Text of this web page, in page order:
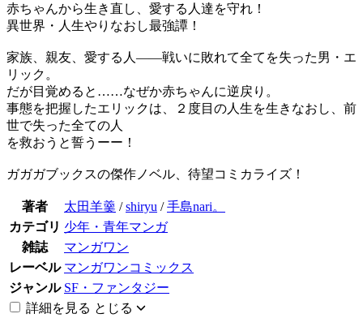
赤ちゃんから生き直し、愛する人達を守れ！
異世界・人生やりなおし最強譚！
家族、親友、愛する人――戦いに敗れて全てを失った男・エ
リック。
だが目覚めると……なぜか赤ちゃんに逆戻り。
事態を把握したエリックは、２度目の人生を生きなおし、前
世で失った全ての人
を救おうと誓うーー！
ガガガブックスの傑作ノベル、待望コミカライズ！
著者 太田羊羹 /shiryu /手島nari。
カテゴリ 少年・青年マンガ
雑誌
マンガワン
レーベル マンガワンコミックス
ジャンル SF・ファンタジー
詳細を見る とじる